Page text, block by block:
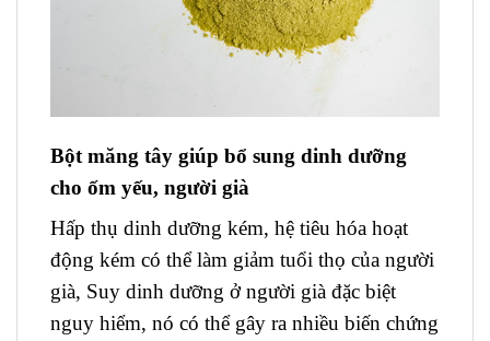
Bột măng tây giúp bổ sung dinh dưỡng
cho ốm yếu, người già
Hấp thụ dinh dưỡng kém, hệ tiêu hóa hoạt
động kém có thể làm giảm tuổi thọ của người
già, Suy dinh dưỡng ở người già đặc biệt
nguy hiểm, nó có thể gây ra nhiều biến chứng